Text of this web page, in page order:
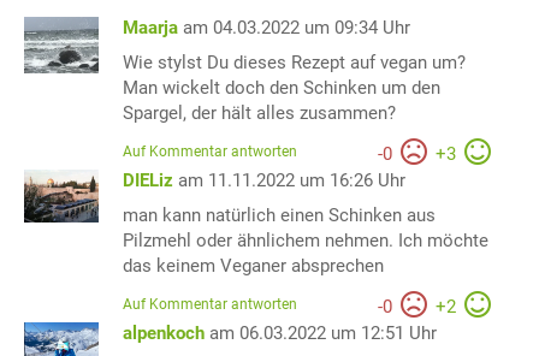
Maarja am 04.03.2022 um 09:34 Uhr
Wie stylst Du dieses Rezept auf vegan um?
Man wickelt doch den Schinken um den
Spargel, der hält alles zusammen?
-0 +3
Auf Kommentar antworten
DIELiz am 11.11.2022 um 16:26 Uhr
man kann natürlich einen Schinken aus
Pilzmehl oder ähnlichem nehmen. Ich möchte
das keinem Veganer absprechen
-0 +2
Auf Kommentar antworten
alpenkoch am 06.03.2022 um 12:51 Uhr